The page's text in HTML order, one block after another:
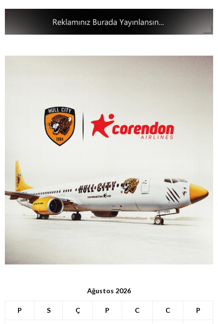
Ağustos 2026
P S Ç P C C P